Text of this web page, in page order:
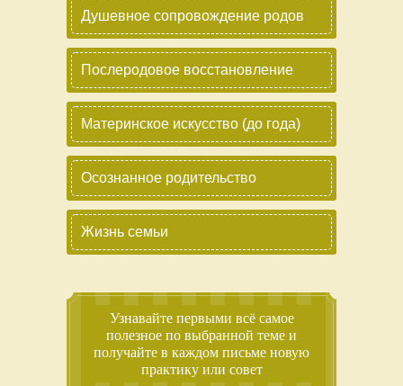
Душевное сопровождение родов
Послеродовое восстановление
Материнское искусство (до года)
Осознанное родительство
Жизнь семьи
Узнавайте первыми всё самое
полезное по выбранной теме и
получайте в каждом письме новую
практику или совет